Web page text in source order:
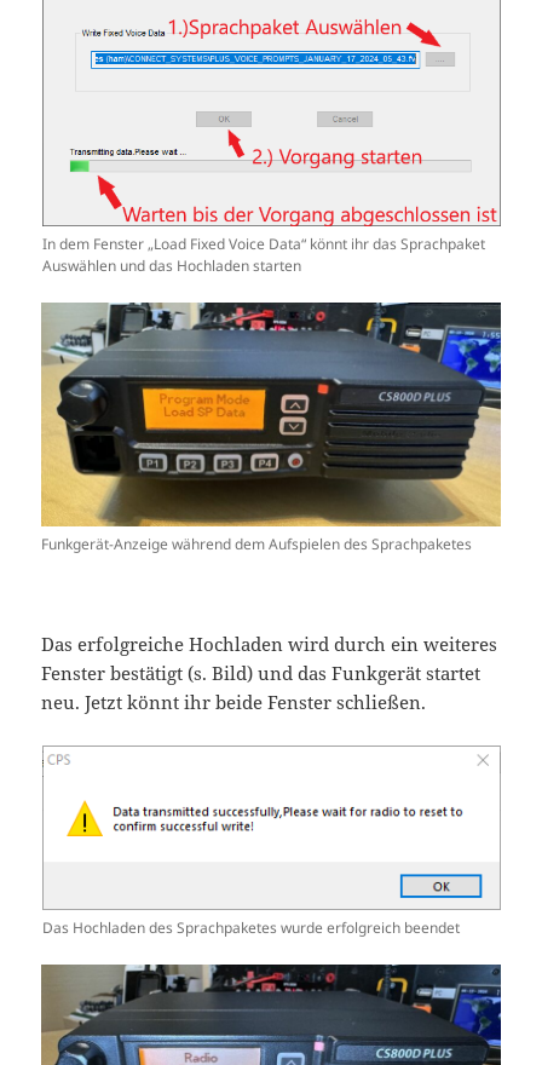
In dem Fenster „Load Fixed Voice Data“ könnt ihr das Sprachpaket
Auswählen und das Hochladen starten
Funkgerät-Anzeige während dem Aufspielen des Sprachpaketes
Das erfolgreiche Hochladen wird durch ein weiteres
Fenster bestätigt (s. Bild) und das Funkgerät startet
neu. Jetzt könnt ihr beide Fenster schließen.
Das Hochladen des Sprachpaketes wurde erfolgreich beendet